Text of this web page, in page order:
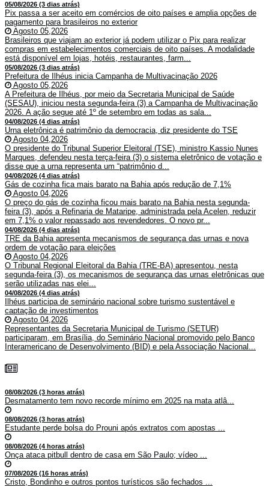
05/08/2026 (3 dias atrás)
Pix passa a ser aceito em comércios de oito países e amplia opções de
pagamento para brasileiros no exterior
Agosto 05,2026
Brasileiros que viajam ao exterior já podem utilizar o Pix para realizar
compras em estabelecimentos comerciais de oito países. A modalidade
está disponível em lojas, hotéis, restaurantes, farm...
05/08/2026 (3 dias atrás)
Prefeitura de Ilhéus inicia Campanha de Multivacinação 2026
Agosto 05,2026
A Prefeitura de Ilhéus, por meio da Secretaria Municipal de Saúde
(SESAU), iniciou nesta segunda-feira (3) a Campanha de Multivacinação
2026. A ação segue até 1º de setembro em todas as sala...
04/08/2026 (4 dias atrás)
Urna eletrônica é patrimônio da democracia, diz presidente do TSE
Agosto 04,2026
O presidente do Tribunal Superior Eleitoral (TSE), ministro Kassio Nunes
Marques, defendeu nesta terça-feira (3) o sistema eletrônico de votação e
disse que a urna representa um “patrimônio d...
04/08/2026 (4 dias atrás)
Gás de cozinha fica mais barato na Bahia após redução de 7,1%
Agosto 04,2026
O preço do gás de cozinha ficou mais barato na Bahia nesta segunda-
feira (3), após a Refinaria de Mataripe, administrada pela Acelen, reduzir
em 7,1% o valor repassado aos revendedores. O novo pr...
04/08/2026 (4 dias atrás)
TRE da Bahia apresenta mecanismos de segurança das urnas e nova
ordem de votação para eleições
Agosto 04,2026
O Tribunal Regional Eleitoral da Bahia (TRE-BA) apresentou, nesta
segunda-feira (3), os mecanismos de segurança das urnas eletrônicas que
serão utilizadas nas elei...
04/08/2026 (4 dias atrás)
Ilhéus participa de seminário nacional sobre turismo sustentável e
captação de investimentos
Agosto 04,2026
Representantes da Secretaria Municipal de Turismo (SETUR)
participaram, em Brasília, do Seminário Nacional promovido pelo Banco
Interamericano de Desenvolvimento (BID) e pela Associação Nacional...
08/08/2026 (3 horas atrás)
Desmatamento tem novo recorde mínimo em 2025 na mata atlâ...
08/08/2026 (3 horas atrás)
Estudante perde bolsa do Prouni após extratos com apostas ...
08/08/2026 (4 horas atrás)
Onça ataca pitbull dentro de casa em São Paulo; vídeo ...
07/08/2026 (16 horas atrás)
Cristo, Bondinho e outros pontos turísticos são fechados ...